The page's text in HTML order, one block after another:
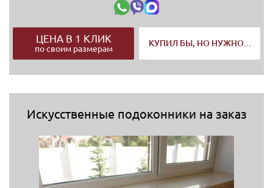
ЦЕНА В 1 КЛИК
по своим размерам
КУПИЛ БЫ, НО НУЖНО...
Искусственные подоконники на заказ